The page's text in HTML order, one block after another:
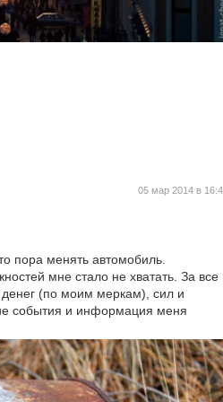
05 мар 2014 в
пора менять автомобиль.
мне стало не хватать. За все
(по моим меркам), сил и
события и информация меня